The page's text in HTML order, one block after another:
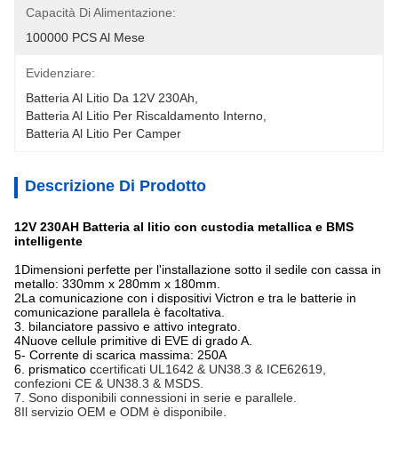
Capacità Di Alimentazione:
100000 PCS Al Mese
Evidenziare:
Batteria Al Litio Da 12V 230Ah
Batteria Al Litio Per Riscaldamento Interno
Batteria Al Litio Per Camper
Descrizione Di Prodotto
12V 230AH Batteria al litio con custodia metallica e BMS
intelligente
1Dimensioni perfette per l'installazione sotto il sedile con cassa in
metallo: 330mm x 280mm x 180mm.
2La comunicazione con i dispositivi Victron e tra le batterie in
comunicazione parallela è facoltativa.
3. bilanciatore passivo e attivo integrato.
4Nuove cellule primitive di EVE di grado A.
5- Corrente di scarica massima: 250A
6. prismatico ccertificati UL1642 & UN38.3 & ICE62619,
confezioni CE & UN38.3 & MSDS.
7. Sono disponibili connessioni in serie e parallele.
8Il servizio OEM e ODM è disponibile.